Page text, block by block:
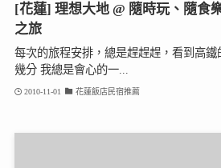
[花蓮] 理想大地 @ 隨時玩、隨食
之旅
每次的旅程安排，總是趕趕趕，看到高
幾分 我總是會心的一...
2010-11-01 花蓮飯店民宿推薦